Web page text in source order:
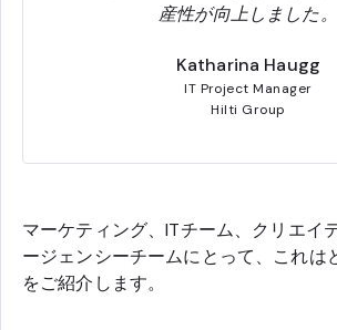
産性が向上しました。
Katharina Haugg
IT Project Manager
Hilti Group
マーケティング、ITチーム、クリエイ
ージェンシーチームにとって、これは
をご紹介します。